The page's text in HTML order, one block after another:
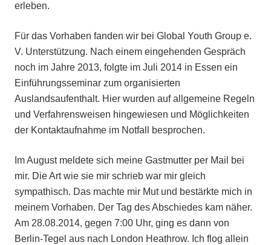
erleben.
Für das Vorhaben fanden wir bei Global Youth Group e.
V. Unterstützung. Nach einem eingehenden Gespräch
noch im Jahre 2013, folgte im Juli 2014 in Essen ein
Einführungsseminar zum organisierten
Auslandsaufenthalt. Hier wurden auf allgemeine Regeln
und Verfahrensweisen hingewiesen und Möglichkeiten
der Kontaktaufnahme im Notfall besprochen.
Im August meldete sich meine Gastmutter per Mail bei
mir. Die Art wie sie mir schrieb war mir gleich
sympathisch. Das machte mir Mut und bestärkte mich in
meinem Vorhaben. Der Tag des Abschiedes kam näher.
Am 28.08.2014, gegen 7:00 Uhr, ging es dann von
Berlin-Tegel aus nach London Heathrow. Ich flog allein